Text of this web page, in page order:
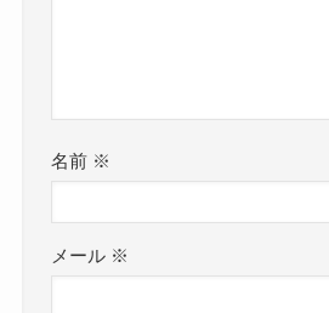
名前 ※
メール ※